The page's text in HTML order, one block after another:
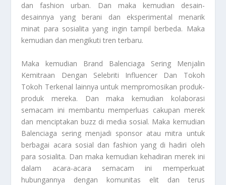
dan fashion urban. Dan maka kemudian desain-
desainnya yang berani dan eksperimental menarik
minat para sosialita yang ingin tampil berbeda. Maka
kemudian dan mengikuti tren terbaru.
Maka kemudian
Brand Balenciaga Sering Menjalin
Kemitraan Dengan Selebriti Influencer Dan Tokoh
Tokoh Terkenal lainnya untuk mempromosikan produk-
produk mereka. Dan maka kemudian kolaborasi
semacam ini membantu memperluas cakupan merek
dan menciptakan buzz di media sosial. Maka kemudian
Balenciaga sering menjadi sponsor atau mitra untuk
berbagai acara sosial dan fashion yang di hadiri oleh
para sosialita. Dan maka kemudian kehadiran merek ini
dalam acara-acara semacam ini memperkuat
hubungannya dengan komunitas elit dan terus